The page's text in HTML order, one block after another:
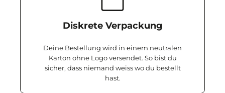
Diskrete Verpackung
Deine Bestellung wird in einem neutralen
Karton ohne Logo versendet. So bist du
sicher, dass niemand weiss wo du bestellt
hast.